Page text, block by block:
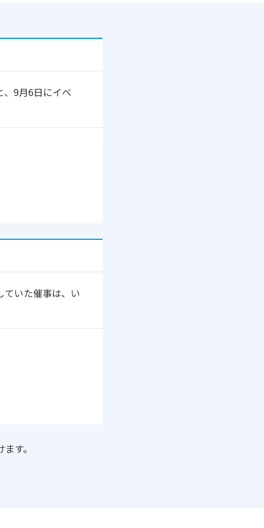
9月6日にイベ
ていた催事は、い
す。